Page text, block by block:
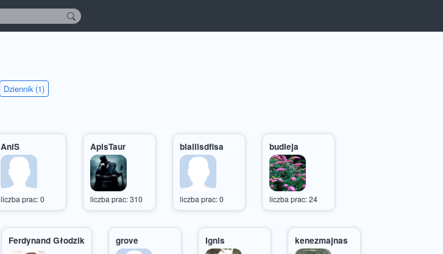
Dziennik (1)
AniS
liczba prac: 0
ApisTaur
liczba prac: 310
blalllsdflsa
liczba prac: 0
budleja
liczba prac: 24
Ferdynand Głodzik grove Ignis kenezmajnas